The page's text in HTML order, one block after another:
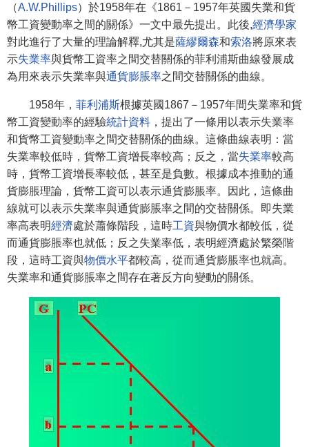
（A.W.Phillips）於1958年在《1861－1957年英國失業和貨
幣工資變動率之間的關係》一文中最先提出。此後,經濟學家
對此進行了大量的理論解釋,尤其是薩繆爾森和索洛將原來表
示失業率與貨幣工資率之間交替關係的菲利浦斯曲線發展成
為用來表示失業率與通貨膨脹率之間交替關係的曲線。
1958年， 菲利浦斯根據英國1867－1957年間失業率和貨
幣工資變動率的經驗統計資料 ，提出了一條用以表示失業率
和貨幣工資變動率之間交替關係的曲線。這條曲線表明：當
失業率較低時，貨幣工資增長率較高；反之，當失業率較高
時，貨幣工資增長率較低，甚至是負數。根據成本推動的通
貨膨脹理論，貨幣工資可以表示通貨膨脹率。因此，這條曲
線就可以表示失業率與通貨膨脹率之間的交替關係。即失業
率高表明經濟處於蕭條階段，這時工資與物價水都較低，從
而通貨膨脹率也就低；反之失業率低，表明經濟處於繁榮階
段，這時工資與物價水平都較高，從而通貨膨脹率也就高。
失業率和通貨膨脹率之間存在著反方向變動的關係。